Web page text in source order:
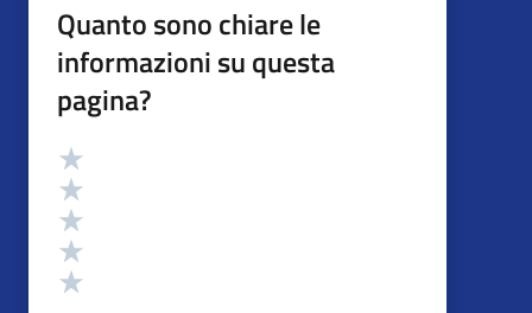
Quanto sono chiare le
informazioni su questa
pagina?
Valutazione